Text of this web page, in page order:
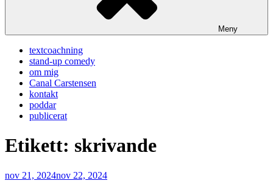
Meny
textcoachning
stand-up comedy
om mig
Canal Carstensen
kontakt
poddar
publicerat
Etikett: skrivande
Publicerat
nov 21, 2024nov 22, 2024